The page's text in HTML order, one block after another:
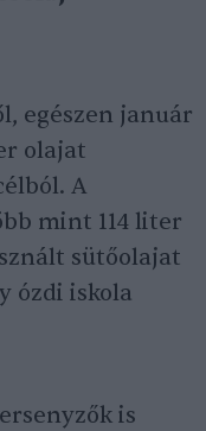
egészen január
olajat
A
mint 114 liter
sütőolajat
ózdi iskola
is